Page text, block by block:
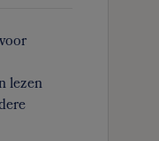
lezen